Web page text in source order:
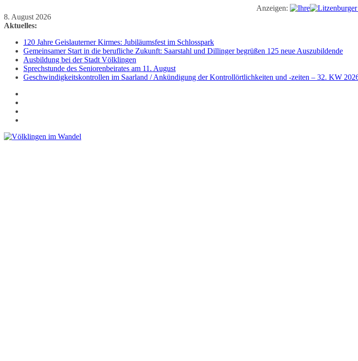
Anzeigen:
Zum
Inhalt
8. August 2026
Aktuelles:
120 Jahre Geislauterner Kirmes: Jubiläumsfest im Schlosspark
Gemeinsamer Start in die berufliche Zukunft: Saarstahl und Dillinger begrüßen 125 neue Auszubildende
Ausbildung bei der Stadt Völklingen
Sprechstunde des Seniorenbeirates am 11. August
Geschwindigkeitskontrollen im Saarland / Ankündigung der Kontrollörtlichkeiten und -zeiten – 32. KW